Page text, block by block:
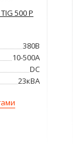
500 P
380В
10-500А
DC
23кВА